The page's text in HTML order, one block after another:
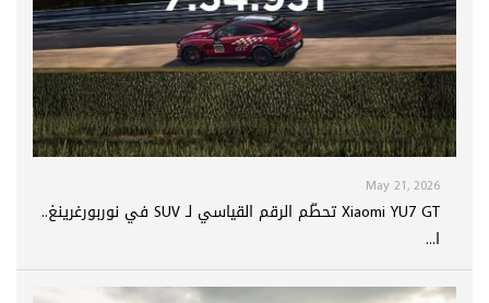
May 21, 2026
Xiaomi YU7 GT تحطّم الرقم القياسي لـ SUV في نوربورغرينغ..
ا...